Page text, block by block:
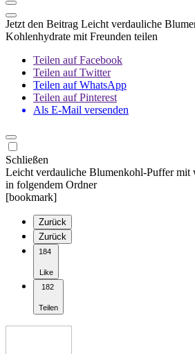
Jetzt den Beitrag Leicht verdauliche
Kohlenhydrate mit Freunden teilen
Teilen auf Facebook
Teilen auf Twitter
Teilen auf WhatsApp
Teilen auf Pinterest
Als E-Mail versenden
Schließen
Leicht verdauliche Blumenkohl-Puffer mit
in folgendem Ordner
[bookmark]
Zurück
Zurück
184
Like
182
Teilen